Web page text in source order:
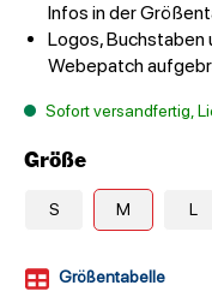
Infos in der
Logos, Buchstaben
Webepatch
Sofort versandfertig,
Größe
S M L
Größentabelle